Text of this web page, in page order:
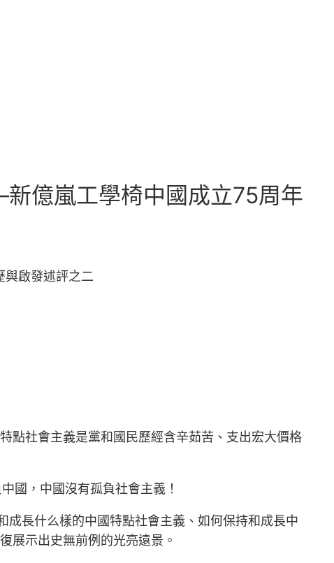
億嵐工學椅中國成立75周年
啟發述評之二
點社會主義是黨和國民歷經含辛茹苦、支出宏大價格
國，中國沒有孤負社會主義！
成長什么樣的中國特點社會主義、如何保持和成長中
展示出史無前例的光亮遠景。